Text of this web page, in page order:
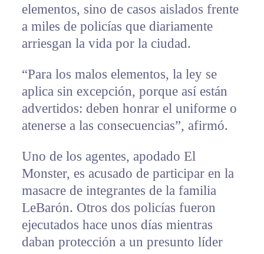
elementos, sino de casos aislados frente
a miles de policías que diariamente
arriesgan la vida por la ciudad.
“Para los malos elementos, la ley se
aplica sin excepción, porque así están
advertidos: deben honrar el uniforme o
atenerse a las consecuencias”, afirmó.
Uno de los agentes, apodado El
Monster, es acusado de participar en la
masacre de integrantes de la familia
LeBarón. Otros dos policías fueron
ejecutados hace unos días mientras
daban protección a un presunto líder